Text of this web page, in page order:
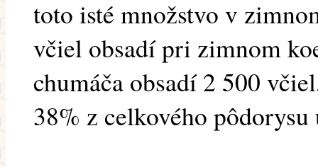
toto isté množstvo v
včiel obsadí pri zimnom
chumáča obsadí 2 500
38% z celkového pôdorysu